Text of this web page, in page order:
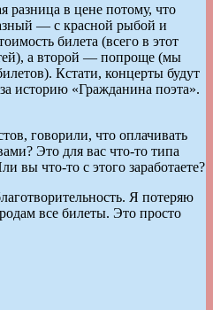
в цене потому, что
— с красной рыбой и
билета (всего в этот
а второй — попроще (мы
Кстати, концерты будут
историю «Гражданина поэта».
говорили, что оплачивать
Это для вас что-то типа
вы что-то с этого заработаете?
Я потеряю
все билеты. Это просто